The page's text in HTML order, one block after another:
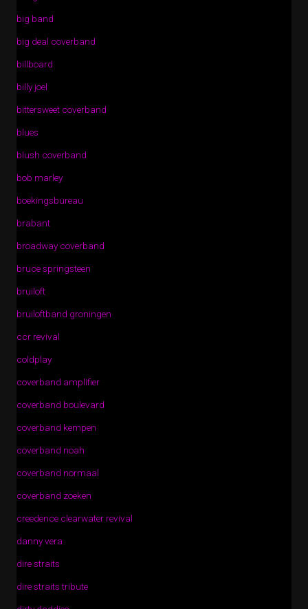
big band
big deal coverband
billboard
billy joel
bittersweet coverband
blues
blush coverband
bob marley
boekingsbureau
brabant
broadway coverband
bruce springsteen
bruiloft
bruiloftband groningen
ccr revival
coldplay
coverband amplifier
coverband boulevard
coverband kempen
coverband noah
coverband normaal
coverband zoeken
creedence clearwater revival
danny vera
dire straits
dire straits tribute